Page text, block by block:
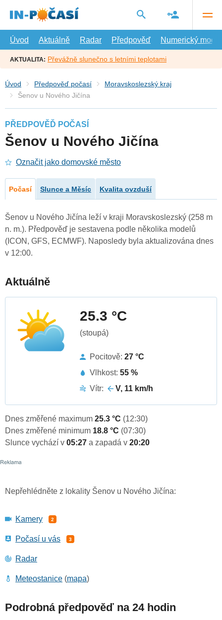
hlavní
Úvod
Aktuálně Radar Předpověď Numerický model
AKTUALITA: Převážně slunečno s letními teplotami
Úvod Předpověď počasí
Moravskoslezský kraj
Šenov u Nového Jičína
PŘEDPOVĚĎ POČASÍ
Šenov u Nového Jičína
Označit jako domovské město
Počasí Slunce a Měsíc Kvalita ovzduší
Šenov u Nového Jičína leží v kraji Moravskoslezský (258 m
n. m.). Předpověď je sestavena podle několika modelů
(ICON, GFS, ECMWF). Naposledy byla aktualizována dnes
v 12:00.
Aktuálně
25.3 °C
(stoupá)
Pocitově: 27 °C
Vlhkost: 55 %
Vítr:
V, 11 km/h
Dnes změřené maximum 25.3 °C (12:30)
Dnes změřené minimum 18.8 °C (07:30)
Slunce vychází v 05:27 a zapadá v 20:20
Nepřehlédněte z lokality Šenov u Nového Jičína:
Kamery 2
Počasí u vás 3
Radar
Meteostanice (mapa)
Podrobná předpověď na 24 hodin